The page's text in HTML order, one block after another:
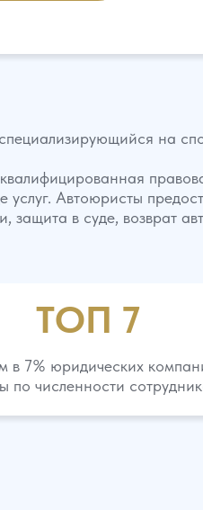
на
услуг. Автоюристы
защита в суде, возврат
ТОП 7
в 7% юридических
по численности